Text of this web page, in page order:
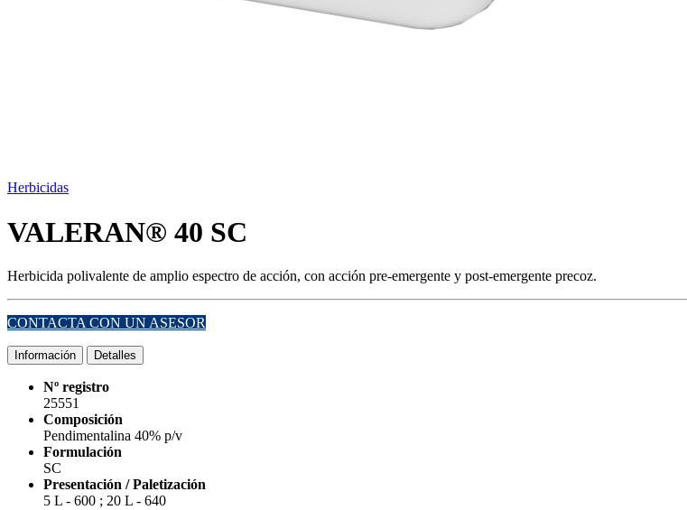
Herbicidas
VALERAN® 40 SC
Herbicida polivalente de amplio espectro de acción, con acción pre-emergente y post-emergente precoz.
CONTACTA CON UN ASESOR
Información Detalles
Nº registro
25551
Composición
Pendimentalina 40% p/v
Formulación
SC
Presentación / Paletización
5 L - 600 ; 20 L - 640